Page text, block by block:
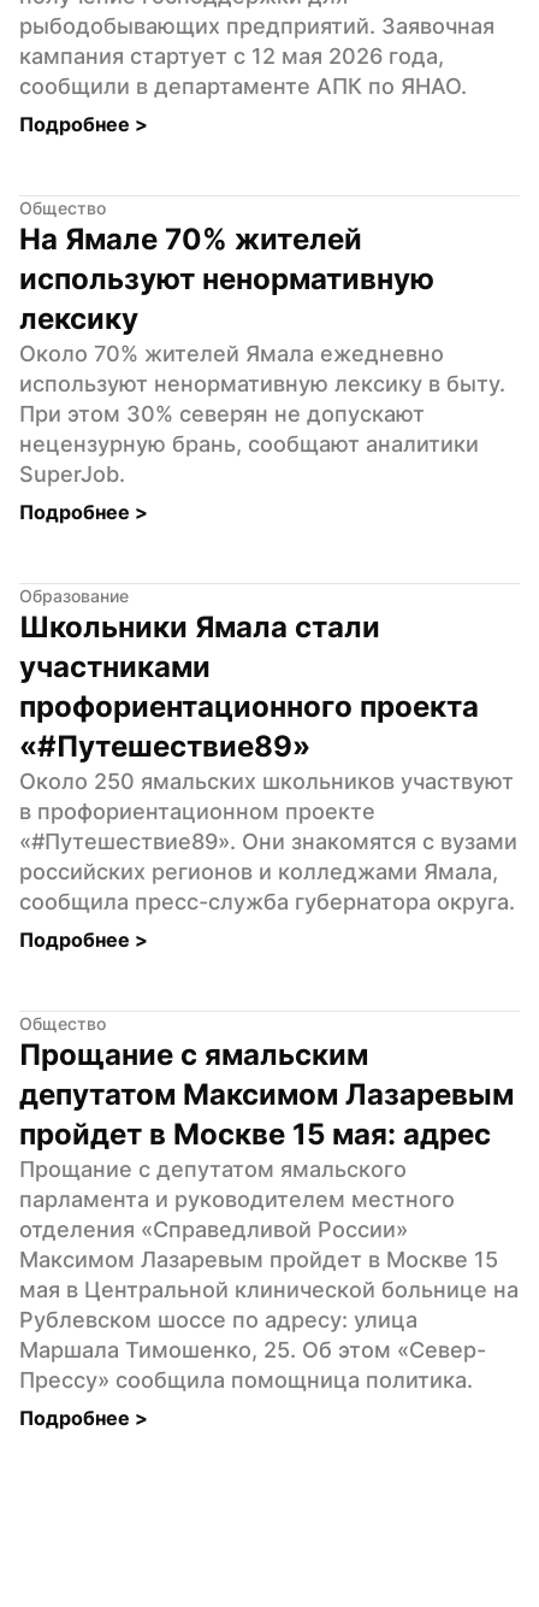
рыбодобывающих предприятий. Заявочная
кампания стартует с 12 мая 2026 года,
сообщили в департаменте АПК по ЯНАО.
Подробнее >
Общество
На Ямале 70% жителей
используют ненормативную
лексику
Около 70% жителей Ямала ежедневно
используют ненормативную лексику в быту.
При этом 30% северян не допускают
нецензурную брань, сообщают аналитики
SuperJob.
Подробнее >
Образование
Школьники Ямала стали
участниками
профориентационного проекта
«#Путешествие89»
Около 250 ямальских школьников участвуют
в профориентационном проекте
«#Путешествие89». Они знакомятся с вузами
российских регионов и колледжами Ямала,
сообщила пресс-служба губернатора округа.
Подробнее >
Общество
Прощание с ямальским
депутатом Максимом Лазаревым
пройдет в Москве 15 мая: адрес
Прощание с депутатом ямальского
парламента и руководителем местного
отделения «Справедливой России»
Максимом Лазаревым пройдет в Москве 15
мая в Центральной клинической больнице на
Рублевском шоссе по адресу: улица
Маршала Тимошенко, 25. Об этом «Север-
Прессу» сообщила помощница политика.
Подробнее >